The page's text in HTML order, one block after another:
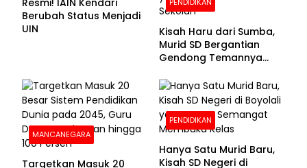
Resmi! IAIN Kendari
Berubah Status Menjadi
UIN
PENDIDIKAN
Kisah Haru dari Sumba,
Murid SD Bergantian
Gendong Temannya
Sekolah
MANCANEGARA
Targetkan Masuk 20
PENDIDIKAN
Hanya Satu Murid Baru,
Kisah SD Negeri di